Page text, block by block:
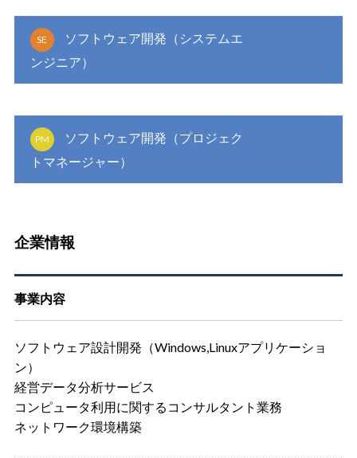
SE
ソフトウェア開発（システムエ
ンジニア）
PM
ソフトウェア開発（プロジェク
トマネージャー）
企業情報
事業内容
ソフトウェア設計開発（Windows,Linuxアプリケーショ
ン）
経営データ分析サービス
コンピュータ利用に関するコンサルタント業務
ネットワーク環境構築